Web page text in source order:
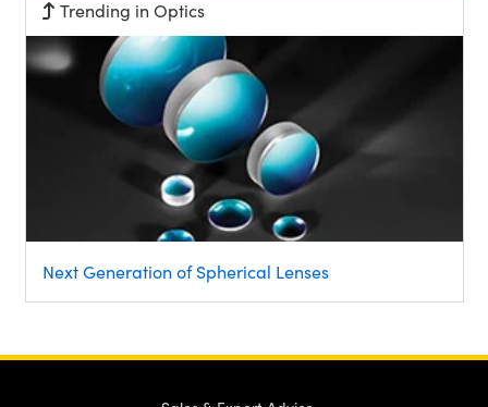
Trending in Optics
Next Generation of Spherical Lenses